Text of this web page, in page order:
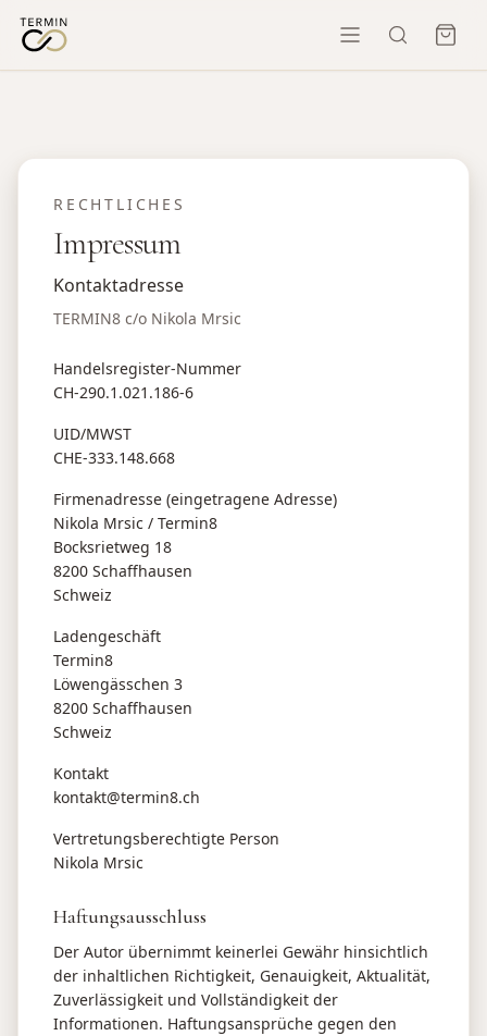
RECHTLICHES
Impressum
Kontaktadresse
TERMIN8 c/o Nikola Mrsic
Handelsregister-Nummer
CH-290.1.021.186-6
UID/MWST
CHE-333.148.668
Firmenadresse (eingetragene Adresse)
Nikola Mrsic / Termin8
Bocksrietweg 18
8200 Schaffhausen
Schweiz
Ladengeschäft
Termin8
Löwengässchen 3
8200 Schaffhausen
Schweiz
Kontakt
kontakt@termin8.ch
Vertretungsberechtigte Person
Nikola Mrsic
Haftungsausschluss
Der Autor übernimmt keinerlei Gewähr hinsichtlich
der inhaltlichen Richtigkeit, Genauigkeit, Aktualität,
Zuverlässigkeit und Vollständigkeit der
Informationen. Haftungsansprüche gegen den